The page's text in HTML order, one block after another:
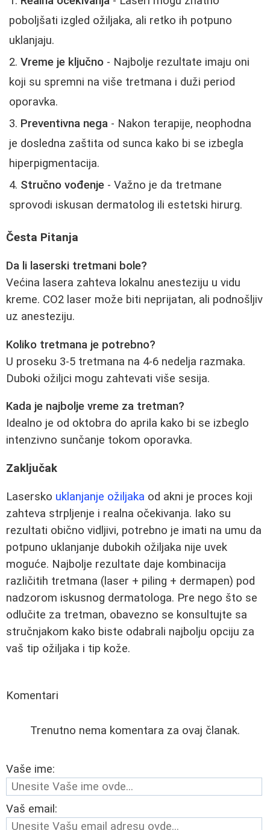
poboljšati izgled ožiljaka, ali retko ih potpuno
uklanjaju.
Vreme je ključno - Najbolje rezultate imaju oni
koji su spremni na više tretmana i duži period
oporavka.
Preventivna nega - Nakon terapije, neophodna
je dosledna zaštita od sunca kako bi se izbegla
hiperpigmentacija.
Stručno vođenje - Važno je da tretmane
sprovodi iskusan dermatolog ili estetski hirurg.
Česta Pitanja
Da li laserski tretmani bole?
Većina lasera zahteva lokalnu anesteziju u vidu
kreme. CO2 laser može biti neprijatan, ali podnošljiv
uz anesteziju.
Koliko tretmana je potrebno?
U proseku 3-5 tretmana na 4-6 nedelja razmaka.
Duboki ožiljci mogu zahtevati više sesija.
Kada je najbolje vreme za tretman?
Idealno je od oktobra do aprila kako bi se izbeglo
intenzivno sunčanje tokom oporavka.
Zaključak
Lasersko uklanjanje ožiljaka od akni je proces koji
zahteva strpljenje i realna očekivanja. Iako su
rezultati obično vidljivi, potrebno je imati na umu da
potpuno uklanjanje dubokih ožiljaka nije uvek
moguće. Najbolje rezultate daje kombinacija
različitih tretmana (laser + piling + dermapen) pod
nadzorom iskusnog dermatologa. Pre nego što se
odlučite za tretman, obavezno se konsultujte sa
stručnjakom kako biste odabrali najbolju opciju za
vaš tip ožiljaka i tip kože.
Komentari
Trenutno nema komentara za ovaj članak.
Vaše ime:
Vaš email: